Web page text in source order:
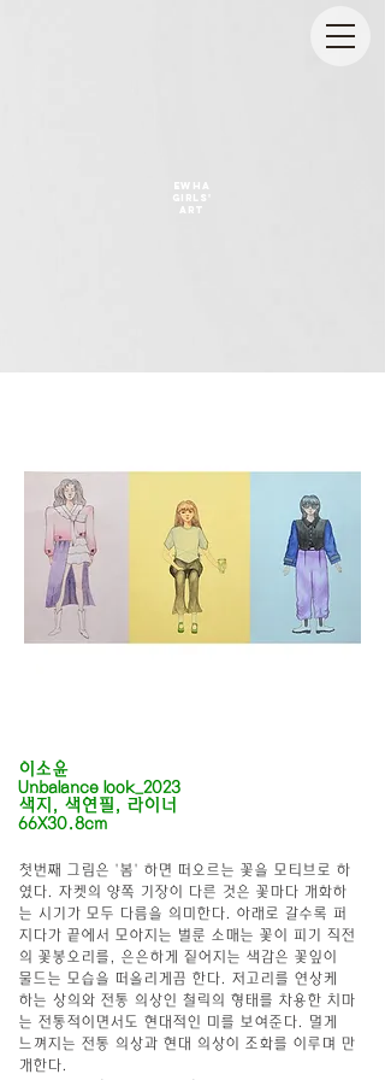
EWHA
GIRLS'
ART
이소윤
이소윤
Unbalance look_2023
색지, 색연필, 라이너
66X30.8cm
첫번째 그림은 '봄' 하면 떠오르는 꽃을 모티브로 하
였다. 자켓의 양쪽 기장이 다른 것은 꽃마다 개화하
는 시기가 모두 다름을 의미한다. 아래로 갈수록 퍼
지다가 끝에서 모아지는 벌룬 소매는 꽃이 피기 직전
의 꽃봉오리를, 은은하게 짙어지는 색감은 꽃잎이
물드는 모습을 떠올리게끔 한다. 저고리를 연상케
하는 상의와 전통 의상인 철릭의 형태를 차용한 치마
는 전통적이면서도 현대적인 미를 보여준다. 멀게
느껴지는 전통 의상과 현대 의상이 조화를 이루며 만
개한다.